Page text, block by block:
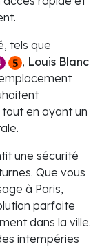
tels que
, Louis Blanc
en ayant un
une sécurité
Que vous
à Paris,
parfaite
dans la ville.
intempéries